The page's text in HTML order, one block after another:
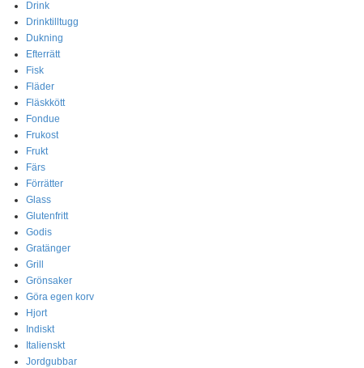
Drink
Drinktilltugg
Dukning
Efterrätt
Fisk
Fläder
Fläskkött
Fondue
Frukost
Frukt
Färs
Förrätter
Glass
Glutenfritt
Godis
Gratänger
Grill
Grönsaker
Göra egen korv
Hjort
Indiskt
Italienskt
Jordgubbar